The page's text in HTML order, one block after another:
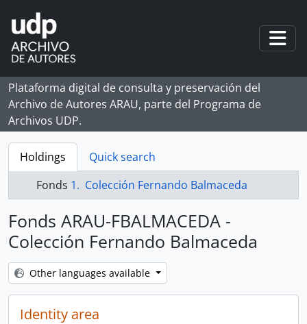
Skip to main content
Plataforma digital de consulta y preservación del
Archivo de Autores ARAU, parte del Programa de
Archivos UDP.
Holdings
Quick search
Fonds
Colección Fernando Balmaceda
Fonds ARAU-FBALMACEDA -
Colección Fernando Balmaceda
Other languages available
Identity area